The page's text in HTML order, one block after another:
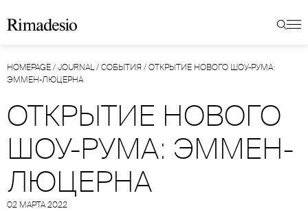
HOMEPAGE/JOURNAL/СОБЫТИЯ /ОТКРЫТИЕ НОВОГО ШОУ-РУМА:
ЭММЕН-ЛЮЦЕРНА
ОТКРЫТИЕ НОВОГО
ШОУ-РУМА: ЭММЕН-
ЛЮЦЕРНА
02 МАРТА 2022